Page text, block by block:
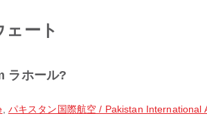
ート
ラホール?
パキスタン国際航空 / Pakistan International